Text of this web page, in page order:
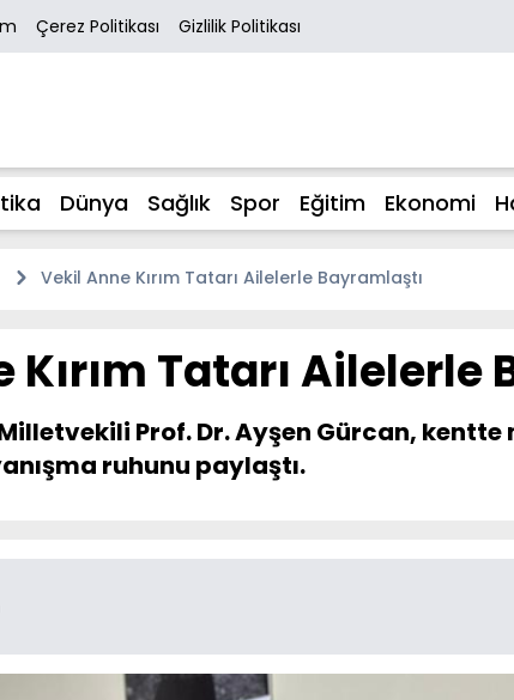
Çerez Politikası Gizlilik Politikası
Dünya Sağlık Spor Eğitim Ekonomi
Vekil Anne Kırım Tatarı Ailelerle Bayramlaştı
Kırım Tatarı Ailelerle
Prof. Dr. Ayşen Gürcan,
ruhunu paylaştı.